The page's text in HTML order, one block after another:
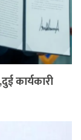
कार्यकारी